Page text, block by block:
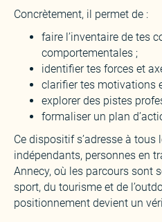
Concrètement, il permet de :
faire l’inventaire de tes
comportementales ;
identifier tes forces et
clarifier tes motivations
explorer des pistes
formaliser un plan
Ce dispositif s’adresse à
indépendants, personnes en
Annecy, où les parcours sont
sport, du tourisme et de
positionnement devient un